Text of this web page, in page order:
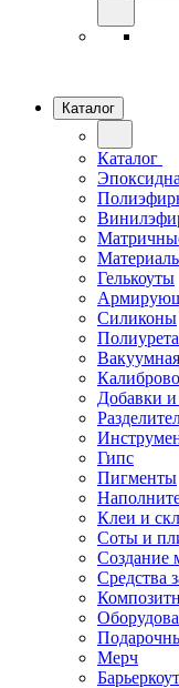
Каталог
Каталог
Гелькоуты
Силиконы
Добавки
Гипс
Пигменты
Клеи и
Соты и
Создание
Средства
Мерч